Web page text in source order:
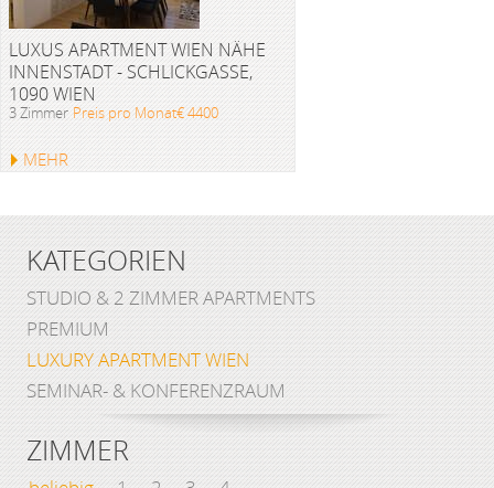
LUXUS APARTMENT WIEN NÄHE
INNENSTADT - SCHLICKGASSE,
1090 WIEN
3 Zimmer Preis pro Monat€ 4400
MEHR
KATEGORIEN
STUDIO & 2 ZIMMER APARTMENTS
PREMIUM
LUXURY APARTMENT WIEN
SEMINAR- & KONFERENZRAUM
ZIMMER